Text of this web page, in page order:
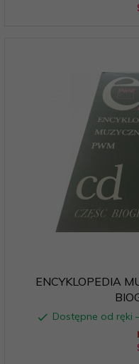
ENCYKLOPEDIA
Dostępne od ręki